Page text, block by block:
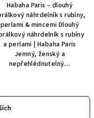
Habaha Paris – dlouhý
náhrdelník s rubíny,
perlami & mincemi Dlouhý
náhrdelník s rubíny
a perlami | Habaha Paris
Jemný, ženský a
nepřehlédnutelný....